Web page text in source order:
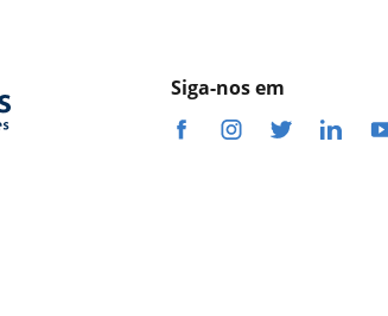
Siga-nos em